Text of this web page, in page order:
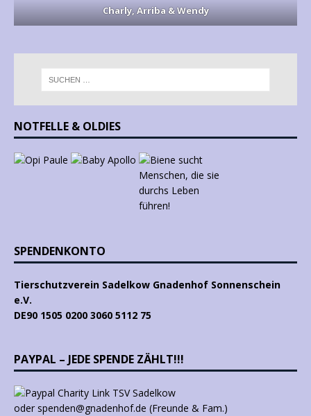
Charly, Arriba & Wendy
NOTFELLE & OLDIES
SPENDENKONTO
Tierschutzverein Sadelkow Gnadenhof Sonnenschein
e.V.
DE90 1505 0200 3060 5112 75
PAYPAL – JEDE SPENDE ZÄHLT!!!
oder spenden@gnadenhof.de (Freunde & Fam.)